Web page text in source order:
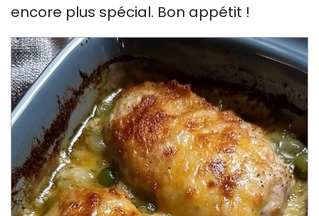
encore plus spécial. Bon appétit !